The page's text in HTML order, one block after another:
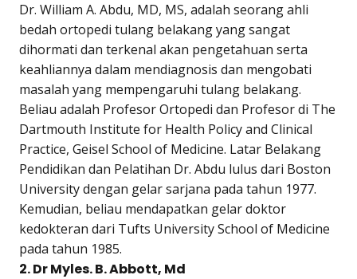
Dr. William A. Abdu, MD, MS, adalah seorang ahli
bedah ortopedi tulang belakang yang sangat
dihormati dan terkenal akan pengetahuan serta
keahliannya dalam mendiagnosis dan mengobati
masalah yang mempengaruhi tulang belakang.
Beliau adalah Profesor Ortopedi dan Profesor di The
Dartmouth Institute for Health Policy and Clinical
Practice, Geisel School of Medicine. Latar Belakang
Pendidikan dan Pelatihan Dr. Abdu lulus dari Boston
University dengan gelar sarjana pada tahun 1977.
Kemudian, beliau mendapatkan gelar doktor
kedokteran dari Tufts University School of Medicine
pada tahun 1985.
2. Dr Myles. B. Abbott, Md